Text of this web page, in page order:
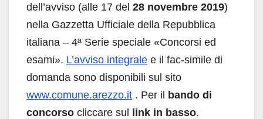
dell’avviso (alle 17 del 28 novembre 2019)
nella Gazzetta Ufficiale della Repubblica
italiana – 4ª Serie speciale «Concorsi ed
esami». L’avviso integrale e il fac-simile di
domanda sono disponibili sul sito
www.comune.arezzo.it . Per il bando di
concorso cliccare sul link in basso.